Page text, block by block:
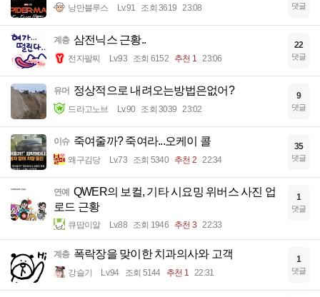
낭만블루스 Lv.91 조회 3619 23:08 댓글
계층 삼전닉스 근황..
전자팔찌 Lv.93 조회 6152 추천 1 23:06
22
댓글
유머 정상적으로 내려오는방법은없어?
드라고노브 Lv.90 조회 3039 23:02
9
댓글
이슈 죽여줄까? 죽여라...오케이 콜
왜구김당 Lv.73 조회 5340 추천 2 22:34
35
댓글
연예 QWER의 보컬, 기타 시요밍 위버스 사진 업
로드 근황
큐땁이알 Lv.88 조회 1946 추천 3 22:33
1
댓글
계층 폭락장을 맞이한 치과의사와 고객
강슬기 Lv.94 조회 5144 추천 1 22:31
1
댓글